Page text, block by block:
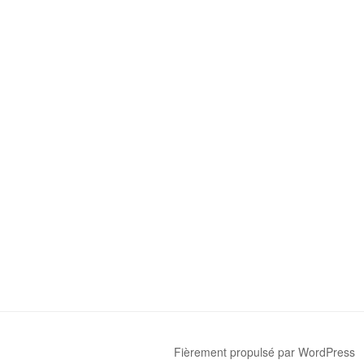
Fièrement propulsé par WordPress